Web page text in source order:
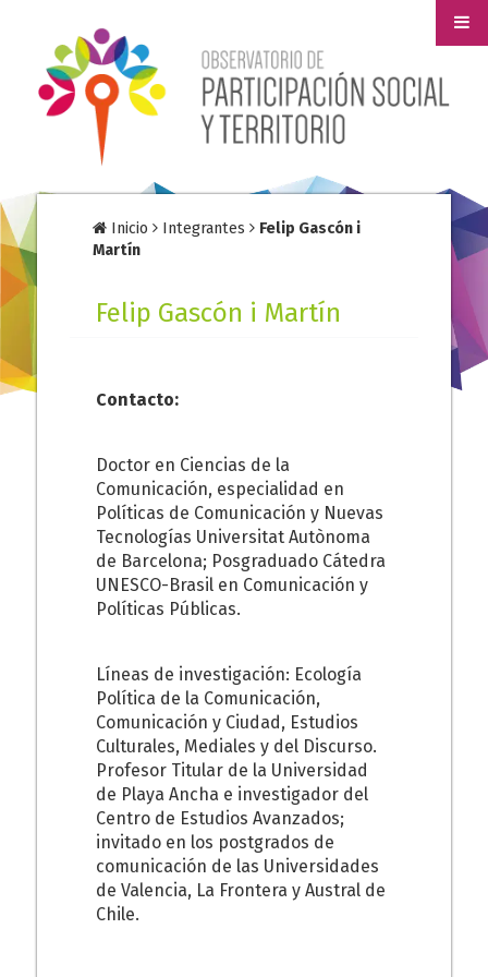
Inicio Integrantes Felip Gascón i
Martín
Felip Gascón i Martín
Contacto:
Doctor en Ciencias de la
Comunicación, especialidad en
Políticas de Comunicación y Nuevas
Tecnologías Universitat Autònoma
de Barcelona; Posgraduado Cátedra
UNESCO-Brasil en Comunicación y
Políticas Públicas.
Líneas de investigación: Ecología
Política de la Comunicación,
Comunicación y Ciudad, Estudios
Culturales, Mediales y del Discurso.
Profesor Titular de la Universidad
de Playa Ancha e investigador del
Centro de Estudios Avanzados;
invitado en los postgrados de
comunicación de las Universidades
de Valencia, La Frontera y Austral de
Chile.